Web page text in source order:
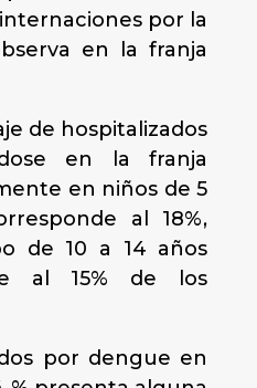
internaciones por la
en la franja
de hospitalizados
en la franja
en niños de 5
al 18%,
de 10 a 14 años
al 15% de los
por dengue en